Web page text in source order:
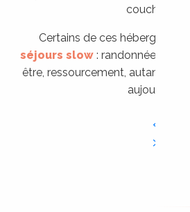
couchages.
Certains de ces
séjours slow: randonnée, sans
être, ressourcement, autant de
aujourd’hui.